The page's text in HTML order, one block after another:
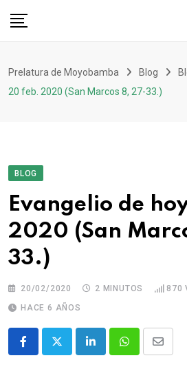
Prelatura de Moyobamba Blog
20 feb. 2020 (San Marcos 8, 27-33.)
BLOG
Evangelio de
2020 (San
33.)
20/02/2020 2 MINUTOS 870
HACE 6 AÑOS